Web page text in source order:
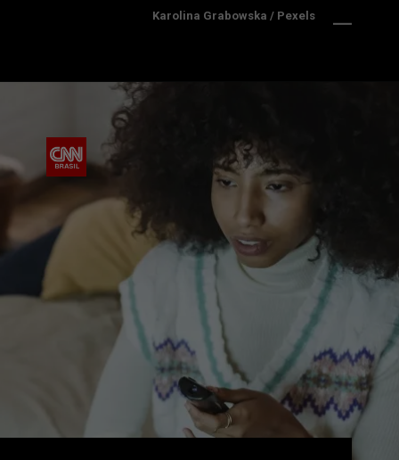
Karolina Grabowska / Pexels